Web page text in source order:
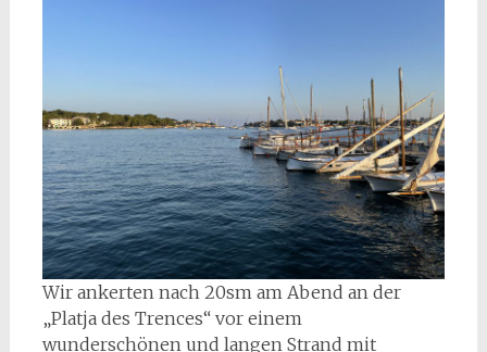
Wir ankerten nach 20sm am Abend an der
„Platja des Trences“ vor einem
wunderschönen und langen Strand mit